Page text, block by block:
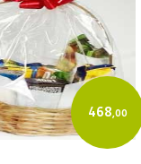
468,00